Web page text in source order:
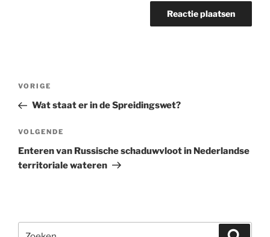
Bericht
Vorig
bericht
VORIGE
Wat staat er in de Spreidingswet?
Volgend
bericht
VOLGENDE
Enteren van Russische schaduwvloot in Nederlandse
territoriale wateren